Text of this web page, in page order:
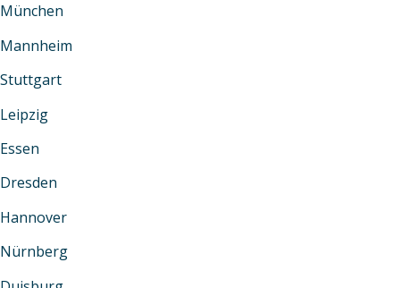
München
Mannheim
Stuttgart
Leipzig
Essen
Dresden
Hannover
Nürnberg